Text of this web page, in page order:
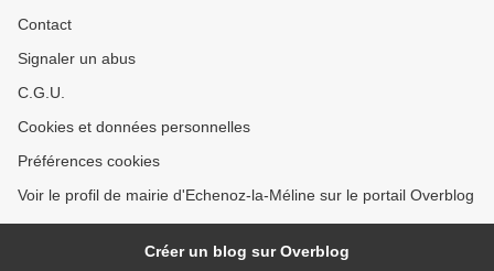
Contact
Signaler un abus
C.G.U.
Cookies et données personnelles
Préférences cookies
Voir le profil de mairie d'Echenoz-la-Méline sur le portail Overblog
Créer un blog sur Overblog